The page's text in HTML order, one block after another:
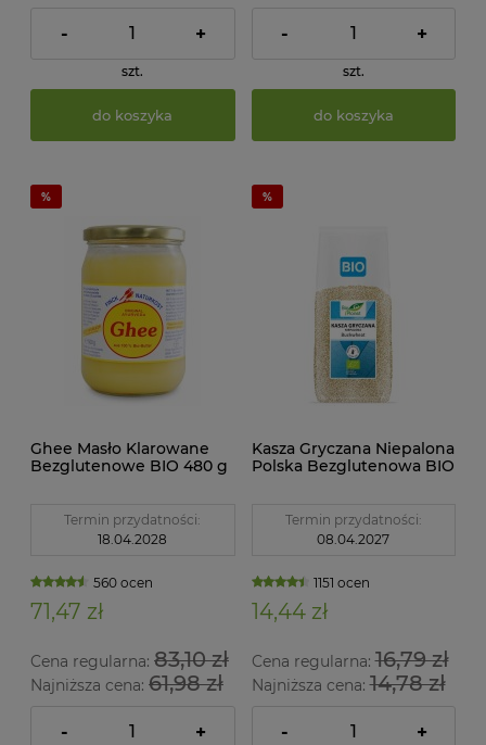
- +
szt.
do koszyka
- +
szt.
do koszyka
Ghee Masło Klarowane
Bezglutenowe BIO 480 g
Termin przydatności:
18.04.2028
560 ocen
71,47 zł
Cena regularna: 83,10 zł
Najniższa cena: 61,98 zł
- +
Kasza Gryczana Niepalona
Polska Bezglutenowa BIO
Termin przydatności:
08.04.2027
1151 ocen
14,44 zł
Cena regularna:16,79 zł
Najniższa cena:14,78 zł
- +